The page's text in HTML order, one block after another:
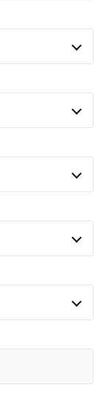
+29,92 €
+34,92 €
+44,16 €
+30,00 €
+30,00 €
+56,62 €